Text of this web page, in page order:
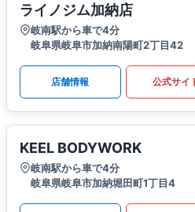
ライノジム加納店
岐南駅から車で4分
岐阜県岐阜市加納南陽町2丁目42
店舗情報 公式サイ
KEEL BODYWORK
岐南駅から車で4分
岐阜県岐阜市加納堀田町1丁目4